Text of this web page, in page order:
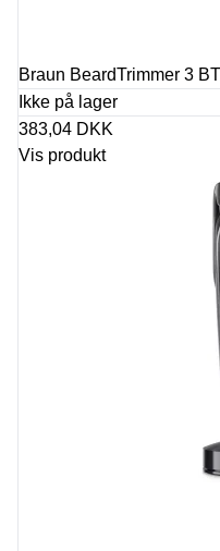
Braun BeardTrimmer 3
Ikke på lager
383,04 DKK
Vis produkt